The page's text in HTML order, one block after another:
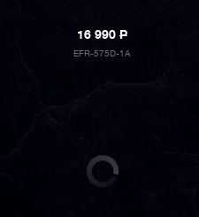
16 990P
EFR-575D-1A